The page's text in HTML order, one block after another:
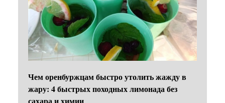
Чем оренбуржцам быстро утолить жажду в
жару: 4 быстрых походных лимонада без